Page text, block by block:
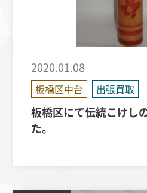
2020.01.08
板橋区中台 出張買取
板橋区にて伝統こけし
た。